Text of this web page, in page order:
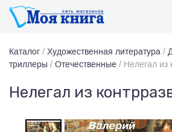
Каталог / Художественная литература /
триллеры / Отечественные / Нелегал из
Нелегал из